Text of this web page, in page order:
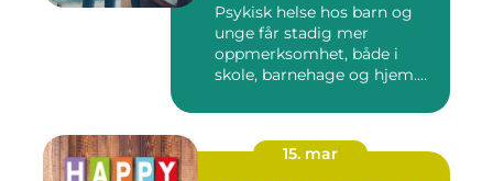
Psykisk helse hos barn og
unge får stadig mer
oppmerksomhet, både i
skole, barnehage og hjem.
15. mar